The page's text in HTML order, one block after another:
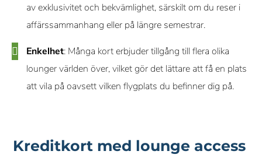
av exklusivitet och bekvämlighet, särskilt om du reser i
affärssammanhang eller på längre semestrar.
Enkelhet: Många kort erbjuder tillgång till flera olika
lounger världen över, vilket gör det lättare att få en plats
att vila på oavsett vilken flygplats du befinner dig på.
Kreditkort med lounge access